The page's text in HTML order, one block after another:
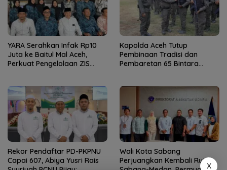
YARA Serahkan Infak Rp10
Juta ke Baitul Mal Aceh,
Perkuat Pengelolaan ZIS
Kapolda Aceh Tutup
Pembinaan Tradisi dan
Pembaretan 65 Bintara
Rekor Pendaftar PD-PKPNU
Capai 607, Abiya Yusri Rais
Wali Kota Sabang
Perjuangkan Kembali Rute
X